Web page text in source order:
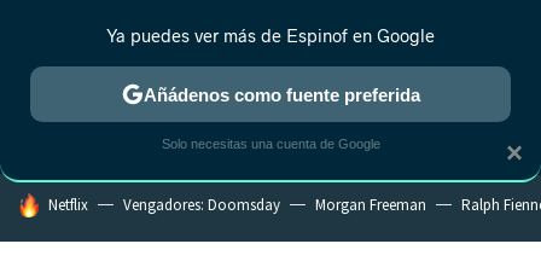
MENÚ NUEVO
ESTRENOS REALITY ANIME RANKINGS CINE
HOY SE HABLA DE
Netflix Vengadores: Doomsday Morgan Freeman Ralph
×
Ya puedes ver más de Espinof en Google
Añádenos como fuente preferida
Solo necesitas una cuenta de Google